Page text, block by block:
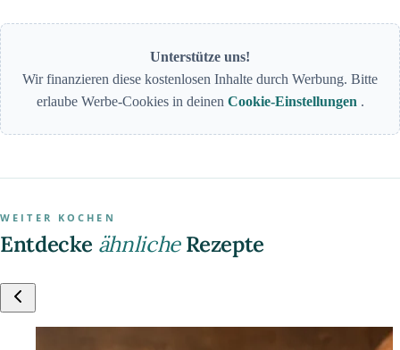
Unterstütze uns!
Wir finanzieren diese kostenlosen Inhalte durch Werbung. Bitte
erlaube Werbe-Cookies in deinen Cookie-Einstellungen .
WEITER KOCHEN
Entdecke ähnlicheRezepte